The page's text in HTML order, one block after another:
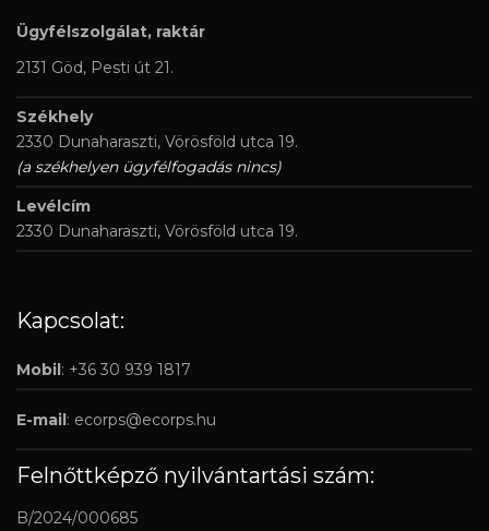
Ügyfélszolgálat, raktár
2131 Göd, Pesti út 21.
Székhely
2330 Dunaharaszti, Vörösföld utca 19.
(a székhelyen ügyfélfogadás nincs)
Levélcím
2330 Dunaharaszti, Vörösföld utca 19.
Kapcsolat:
Mobil: +36 30 939 1817
E-mail: ecorps@ecorps.hu
Felnőttképző nyilvántartási szám:
B/2024/000685